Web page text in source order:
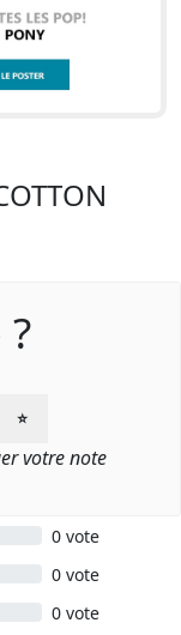
⭐
votre note
0 vote
0 vote
0 vote